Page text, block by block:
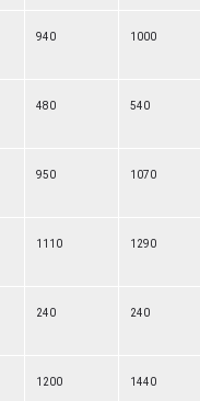
940 1000
480 540
950 1070
1110 1290
240 240
1200 1440